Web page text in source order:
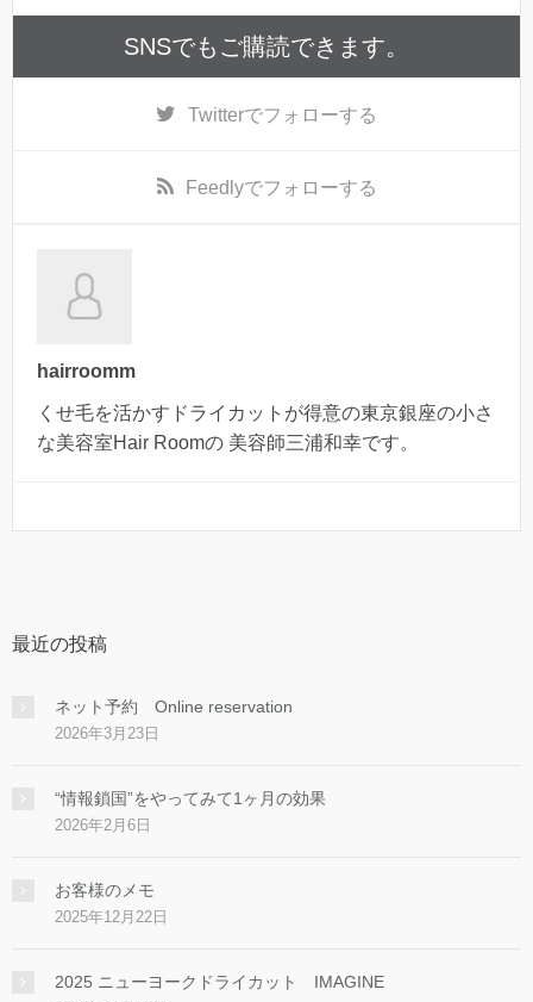
SNSでもご購読できます。
Twitterでフォローする
Feedlyでフォローする
hairroomm
くせ毛を活かすドライカットが得意の東京銀座の小さ
な美容室Hair Roomの 美容師三浦和幸です。
最近の投稿
ネット予約 Online reservation
2026年3月23日
“情報鎖国”をやってみて1ヶ月の効果
2026年2月6日
お客様のメモ
2025年12月22日
2025 ニューヨークドライカット IMAGINE